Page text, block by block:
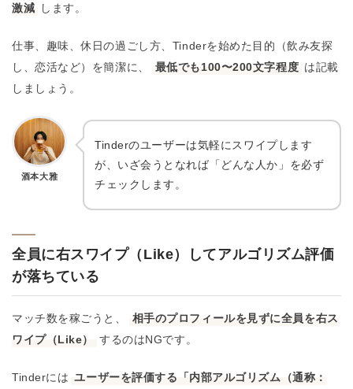
激減
します。
仕事、趣味、休日の過ごし方、Tinderを始めた目的（飲み友探
し、恋活など）を簡潔に、
最低でも100〜200文字程度 は記載
しましょう。
酒本大雅
Tinderのユーザーは気軽にスワイプします
が、いざ会うとなれば「どんな人か」を必ず
チェックします。
全員に右スワイプ（Like）してアルゴリズム評価
が落ちている
マッチ数を稼ごうと、
相手のプロフィールを見ずに全員を右ス
ワイプ（Like）
するのはNGです。
Tinderには ユーザーを評価する「内部アルゴリズム（通称：